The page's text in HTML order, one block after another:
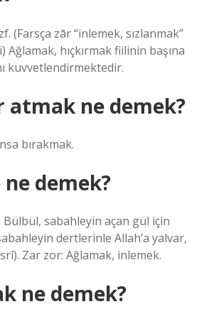
(Farsça zār “inlemek, sızlanmak”
Ağlamak, hıçkırmak fiilinin başına
kuvvetlendirmektedir.
atmak ne demek?
bırakmak.
demek?
Bülbül, sabahleyin açan gül için
dertlerinle Allah’a yalvar,
Zar zor: Ağlamak, inlemek.
ne demek?